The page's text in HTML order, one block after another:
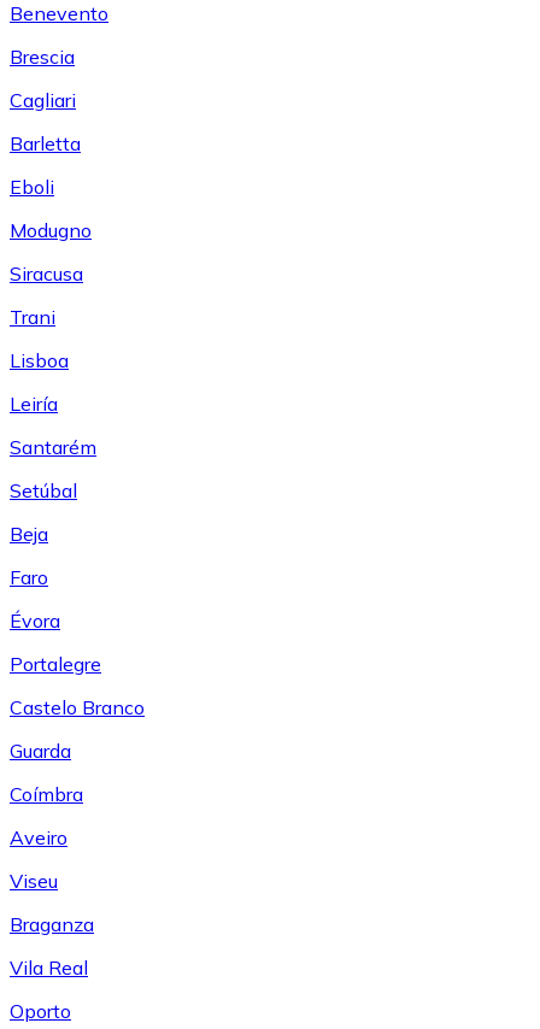
Benevento
Brescia
Cagliari
Barletta
Eboli
Modugno
Siracusa
Trani
Lisboa
Leiría
Santarém
Setúbal
Beja
Faro
Évora
Portalegre
Castelo Branco
Guarda
Coímbra
Aveiro
Viseu
Braganza
Vila Real
Oporto